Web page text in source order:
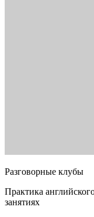
Разговорные клубы
Практика
занятиях